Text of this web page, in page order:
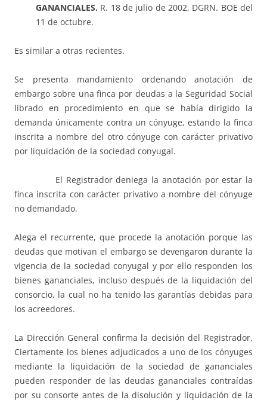
GANANCIALES. R. 18 de julio de 2002, DGRN. BOE del
11 de octubre.
Es similar a otras recientes.
Se presenta mandamiento ordenando anotación de
embargo sobre una finca por deudas a la Seguridad Social
librado en procedimiento en que se había dirigido la
demanda únicamente contra un cónyuge, estando la finca
inscrita a nombre del otro cónyuge con carácter privativo
por liquidación de la sociedad conyugal.
El Registradordeniega la anotación por estar la
finca inscrita con carácter privativo a nombre del cónyuge
no demandado.
Alega el recurrente, que procede la anotación porque las
deudas que motivan el embargo se devengaron durante la
vigencia de la sociedad conyugal y por ello responden los
bienes gananciales, incluso después de la liquidación del
consorcio, la cual no ha tenido las garantías debidas para
los acreedores.
La Dirección General confirma la decisión del Registrador.
Ciertamente los bienes adjudicados a unode los cónyuges
mediante la liquidación de la sociedad de gananciales
pueden responder de las deudas gananciales contraídas
por su consorte antes de la disolución y liquidación de la